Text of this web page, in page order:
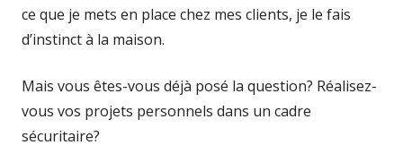
ce que je mets en place chez mes clients, je le fais
d’instinct à la maison.
Mais vous êtes-vous déjà posé la question? Réalisez-
vous vos projets personnels dans un cadre
sécuritaire?